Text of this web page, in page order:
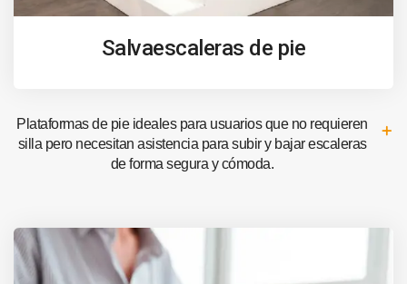
Salvaescaleras de pie
Plataformas de pie ideales para usuarios que no requieren
silla pero necesitan asistencia para subir y bajar escaleras
de forma segura y cómoda.